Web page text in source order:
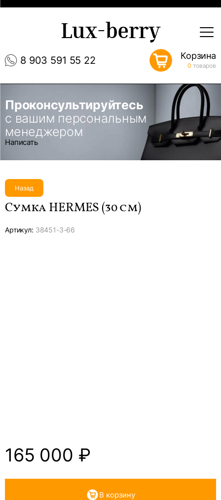
8 903 591 55 22
Lux-berry
Корзина
0 товаров
Проконсультируйтесь
с вашим персональным
менеджером
Написать
Назад
Сумка HERMES (30 см)
Артикул: 38451-3-66
165 000 ₽
В корзину